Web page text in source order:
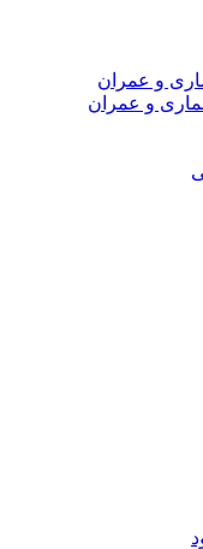
و عمران
و عمران